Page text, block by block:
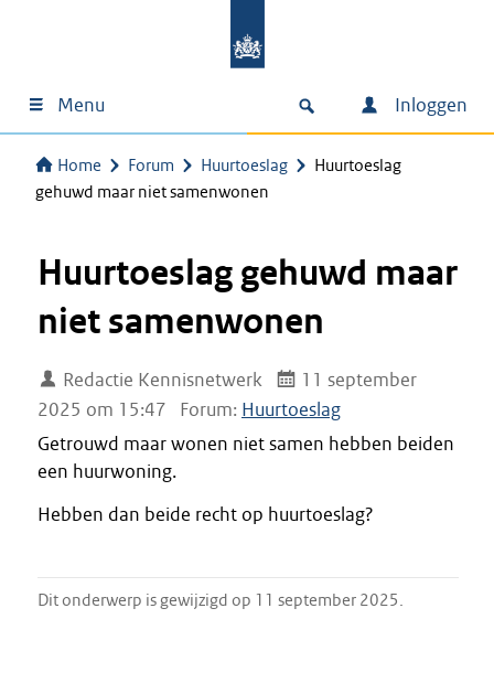
Menu Inloggen
Home Forum Huurtoeslag
Huurtoeslag
gehuwd maar niet samenwonen
Huurtoeslag gehuwd maar
niet samenwonen
Redactie Kennisnetwerk
11 september
2025 om 15:47
Forum: Huurtoeslag
Getrouwd maar wonen niet samen hebben beiden
een huurwoning.
Hebben dan beide recht op huurtoeslag?
Dit onderwerp is gewijzigd op 11 september 2025.